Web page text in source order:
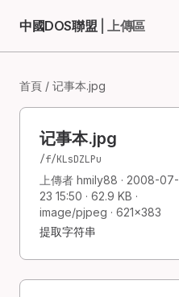
中國DOS聯盟 | 上傳區
首頁 / 记事本.jpg
记事本.jpg
/f/KLsDZLPu
上傳者 hmily88 · 2008-07-
23 15:50 · 62.9 KB ·
image/pjpeg · 621×383
提取字符串